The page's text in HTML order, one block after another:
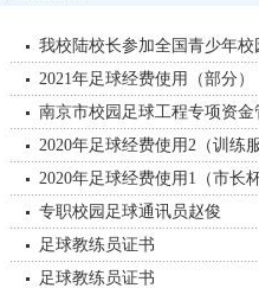
我校陆校长参加全国青少年
2021年足球经费使用（部分）
南京市校园足球工程专项资金
2020年足球经费使用2（训练
2020年足球经费使用1（市长
专职校园足球通讯员赵俊
足球教练员证书
足球教练员证书